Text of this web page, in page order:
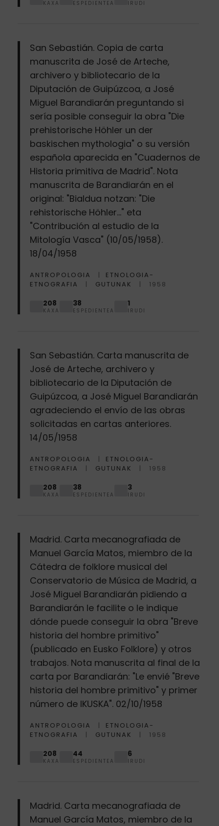
KAXA ESPEDIENTEA IRUDI
San Sebastián. Copia de carta
manuscrita de José de Arteche,
archivero y bibliotecario de la
Diputación de Guipúzcoa, a José
Miguel Barandiarán preguntando si
sería posible conseguir la obra "Die
prehistorische Höhler un der
baskischen mythologia" o su versión
española aparecida en "Cuadernos de
Historia primitiva de Madrid". Nota
manuscrita de Barandiarán en el
original: "Bialdua notzan: "Die
rehistorische Höhler..." eta
"Contribución al estudio de la
Mitología Vasca" (10/05/1958).
18/04/1958
ANTROPOLOGIA
ETNOLOGIA-
ETNOGRAFIA
GUTUNAK 1958
208
KAXA
38
ESPEDIENTEA
1
IRUDI
San Sebastián. Carta manuscrita de
José de Arteche, archivero y
bibliotecario de la Diputación de
Guipúzcoa, a José Miguel Barandiarán
agradeciendo el envío de las obras
solicitadas en cartas anteriores.
14/05/1958
ANTROPOLOGIA
ETNOLOGIA-
ETNOGRAFIA
GUTUNAK 1958
208
KAXA
38
ESPEDIENTEA
3
IRUDI
Madrid. Carta mecanografiada de
Manuel García Matos, miembro de la
Cátedra de folklore musical del
Conservatorio de Música de Madrid, a
José Miguel Barandiarán pidiendo a
Barandiarán le facilite o le indique
dónde puede conseguir la obra "Breve
historia del hombre primitivo"
(publicado en Eusko Folklore) y otros
trabajos. Nota manuscrita al final de la
carta por Barandiarán: "Le envié "Breve
historia del hombre primitivo" y primer
número de IKUSKA". 02/10/1958
ANTROPOLOGIA
ETNOLOGIA-
ETNOGRAFIA
GUTUNAK 1958
208
KAXA
44
ESPEDIENTEA
6
IRUDI
Madrid. Carta mecanografiada de
Manuel García Matos, miembro de la